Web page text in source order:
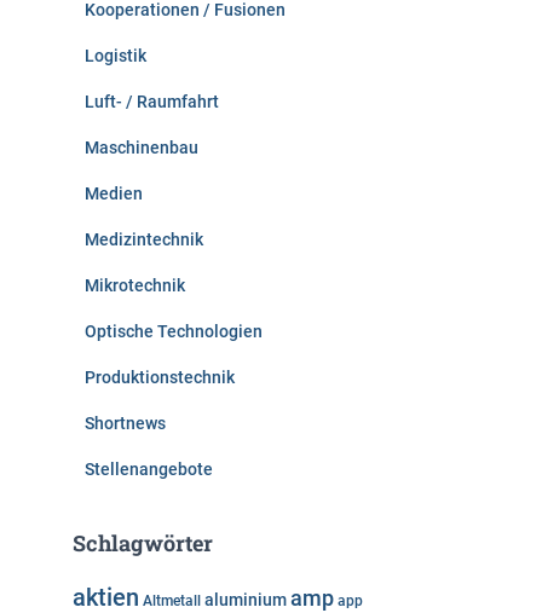
Kooperationen / Fusionen
Logistik
Luft- / Raumfahrt
Maschinenbau
Medien
Medizintechnik
Mikrotechnik
Optische Technologien
Produktionstechnik
Shortnews
Stellenangebote
Schlagwörter
aktien Altmetall aluminiumamp app